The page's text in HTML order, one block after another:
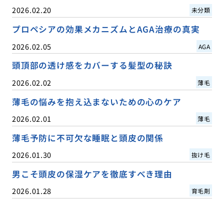
2026.02.20 未分類
プロペシアの効果メカニズムとAGA治療の真実
2026.02.05 AGA
頭頂部の透け感をカバーする髪型の秘訣
2026.02.02 薄毛
薄毛の悩みを抱え込まないための心のケア
2026.02.01 薄毛
薄毛予防に不可欠な睡眠と頭皮の関係
2026.01.30 抜け毛
男こそ頭皮の保湿ケアを徹底すべき理由
2026.01.28 育毛剤